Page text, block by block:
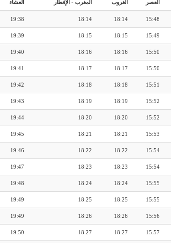
العصر الغروب المغرب - الإفطار العشاء
15:48
18:14
18:14
19:38
15:49
18:15
18:15
19:39
15:50
18:16
18:16
19:40
15:50
18:17
18:17
19:41
15:51
18:18
18:18
19:42
15:52
18:19
18:19
19:43
15:52
18:20
18:20
19:44
15:53
18:21
18:21
19:45
15:54
18:22
18:22
19:46
15:54
18:23
18:23
19:47
15:55
18:24
18:24
19:48
15:55
18:25
18:25
19:49
15:56
18:26
18:26
19:49
15:57
18:27
18:27
19:50